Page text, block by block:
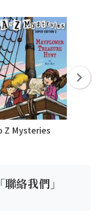
Z Mysteries
絡我們」